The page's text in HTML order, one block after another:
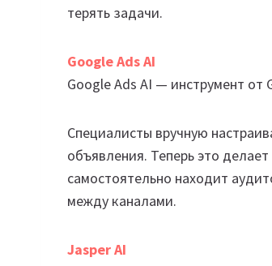
терять задачи.
Google Ads AI
Google Ads AI — инструмент от
Специалисты вручную
объявления. Теперь это
самостоятельно находит
между каналами.
Jasper AI